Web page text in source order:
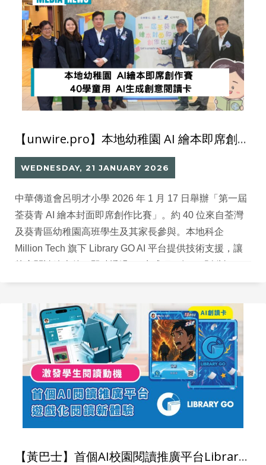
【unwire.pro】本地幼稚園 AI 繪本即席創作賽 40 學童用 AI 生成創意閱讀卡
WEDNESDAY, 21 JANUARY 2026
中華傳道會呂明才小學 2026 年 1 月 17 日舉辦「第一屆
荃葵青 AI 繪本封面即席創作比賽」。約 40 位來自荃灣
及葵青區幼稚園高班學生及其家長參與。本地科企
Million Tech 旗下 Library GO AI 平台提供技術支援，讓
卡」，成功推動創意思維、閱讀興趣及資訊科技能力。
【黃巴士】首個AI校園閱讀推廣平台Library GO 把閱讀遊戲化激發學生興趣